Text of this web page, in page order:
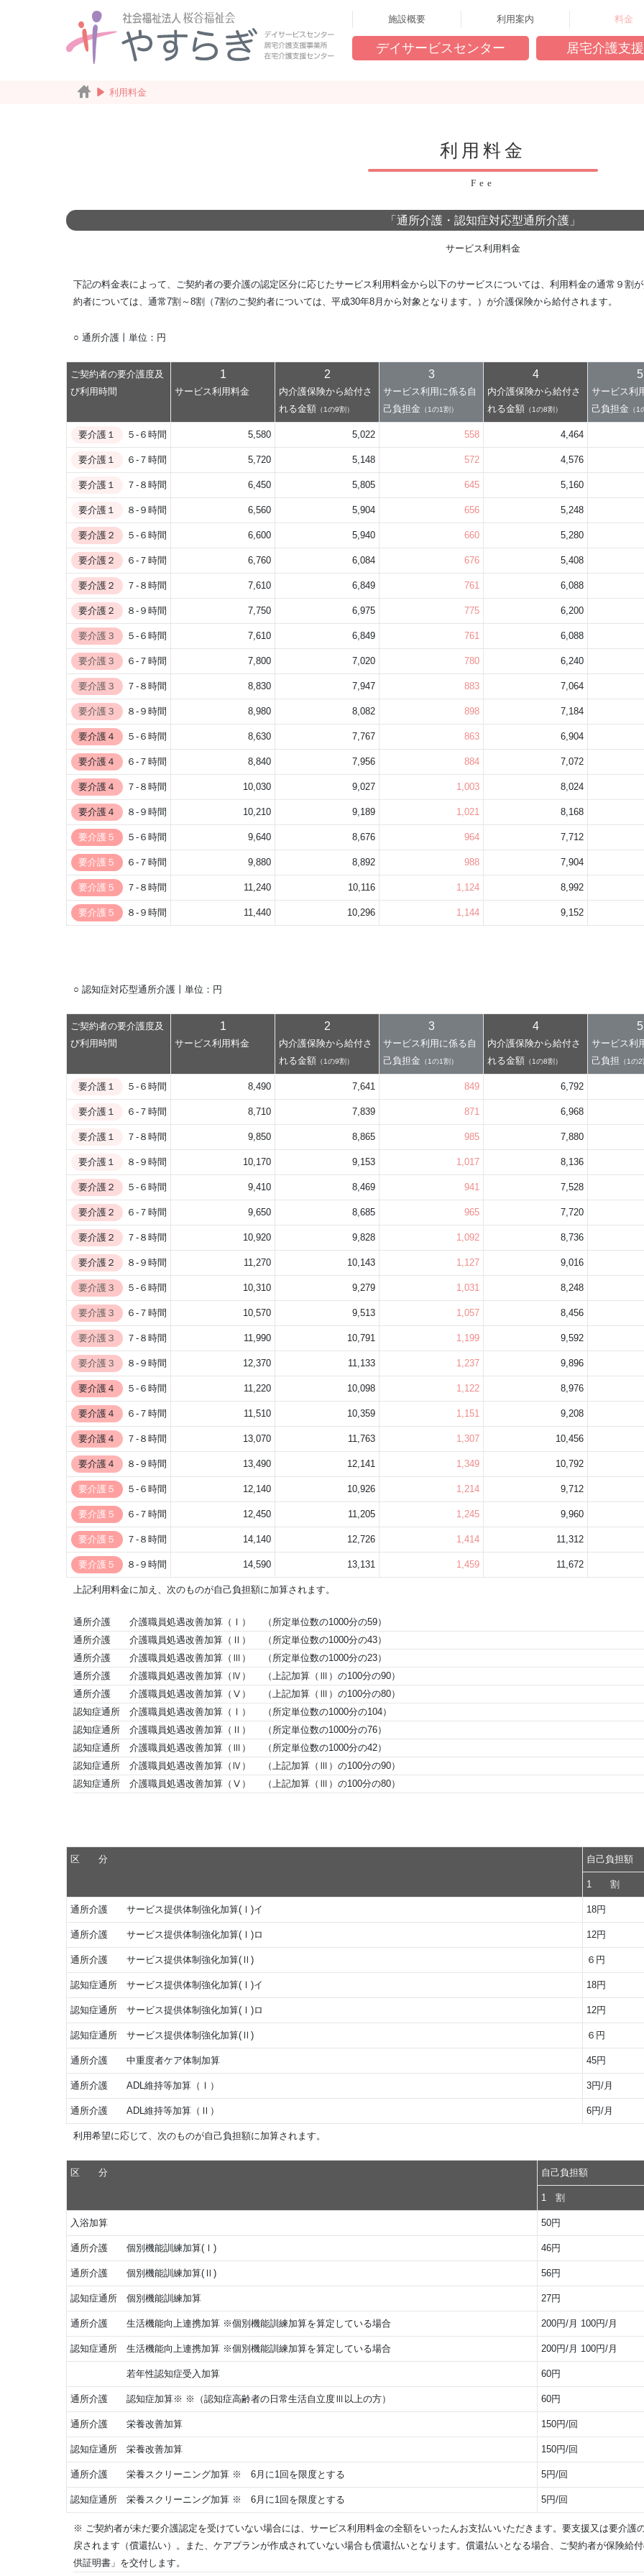
施設概要 利用案内 料金
デイサービスセンター 居宅介護支
利用料金
利用料金
Fee
「通所介護・認知症対応型通所介護」
サービス利用料金
下記の料金表によって、ご契約者の要介護の認定区分に応じたサービス利用料金から以下のサービスについては、利用料金の通常９割
約者については、通常7割～8割（7割のご契約者については、平成30年8月から対象となります。）が介護保険から給付されます。
○ 通所介護丨単位：円
ご契約者の要介護度及
び利用時間
1
サービス利用料金
2
内介護保険から給付さ
れる金額 （1の9割）
3
サービス利用に係る自
己負担金 （1の1割）
4
内介護保険から給付さ
れる金額 （1の8割）
5
サービス利
己負担金 （1
要介護１ ５-６時間 5,580 5,022 558 4,464
要介護１ ６-７時間 5,720 5,148 572 4,576
要介護１ ７-８時間 6,450 5,805 645 5,160
要介護１ ８-９時間 6,560 5,904 656 5,248
要介護２ ５-６時間 6,600 5,940 660 5,280
要介護２ ６-７時間 6,760 6,084 676 5,408
要介護２ ７-８時間 7,610 6,849 761 6,088
要介護２ ８-９時間 7,750 6,975 775 6,200
要介護３ ５-６時間 7,610 6,849 761 6,088
要介護３ ６-７時間 7,800 7,020 780 6,240
要介護３ ７-８時間 8,830 7,947 883 7,064
要介護３ ８-９時間 8,980 8,082 898 7,184
要介護４ ５-６時間 8,630 7,767 863 6,904
要介護４ ６-７時間 8,840 7,956 884 7,072
要介護４ ７-８時間 10,030 9,027 1,003 8,024
要介護４ ８-９時間 10,210 9,189 1,021 8,168
要介護５ ５-６時間 9,640 8,676 964 7,712
要介護５ ６-７時間 9,880 8,892 988 7,904
要介護５ ７-８時間 11,240 10,116 1,124 8,992
要介護５ ８-９時間 11,440 10,296 1,144 9,152
○ 認知症対応型通所介護丨単位：円
ご契約者の要介護度及
び利用時間
1
サービス利用料金
2
内介護保険から給付さ
れる金額 （1の9割）
3
サービス利用に係る自
己負担金 （1の1割）
4
内介護保険から給付さ
れる金額 （1の8割）
5
サービス利
己負担 （1の2
要介護１ ５-６時間 8,490 7,641 849 6,792
要介護１ ６-７時間 8,710 7,839 871 6,968
要介護１ ７-８時間 9,850 8,865 985 7,880
要介護１ ８-９時間 10,170 9,153 1,017 8,136
要介護２ ５-６時間 9,410 8,469 941 7,528
要介護２ ６-７時間 9,650 8,685 965 7,720
要介護２ ７-８時間 10,920 9,828 1,092 8,736
要介護２ ８-９時間 11,270 10,143 1,127 9,016
要介護３ ５-６時間 10,310 9,279 1,031 8,248
要介護３ ６-７時間 10,570 9,513 1,057 8,456
要介護３ ７-８時間 11,990 10,791 1,199 9,592
要介護３ ８-９時間 12,370 11,133 1,237 9,896
要介護４ ５-６時間 11,220 10,098 1,122 8,976
要介護４ ６-７時間 11,510 10,359 1,151 9,208
要介護４ ７-８時間 13,070 11,763 1,307 10,456
要介護４ ８-９時間 13,490 12,141 1,349 10,792
要介護５ ５-６時間 12,140 10,926 1,214 9,712
要介護５ ６-７時間 12,450 11,205 1,245 9,960
要介護５ ７-８時間 14,140 12,726 1,414 11,312
要介護５ ８-９時間 14,590 13,131 1,459 11,672
上記利用料金に加え、次のものが自己負担額に加算されます。
通所介護 介護職員処遇改善加算（Ⅰ） （所定単位数の1000分の59）
通所介護 介護職員処遇改善加算（Ⅱ） （所定単位数の1000分の43）
通所介護 介護職員処遇改善加算（Ⅲ） （所定単位数の1000分の23）
通所介護 介護職員処遇改善加算（Ⅳ） （上記加算（Ⅲ）の100分の90）
通所介護 介護職員処遇改善加算（Ⅴ） （上記加算（Ⅲ）の100分の80）
認知症通所 介護職員処遇改善加算（Ⅰ） （所定単位数の1000分の104）
認知症通所 介護職員処遇改善加算（Ⅱ） （所定単位数の1000分の76）
認知症通所 介護職員処遇改善加算（Ⅲ） （所定単位数の1000分の42）
認知症通所 介護職員処遇改善加算（Ⅳ） （上記加算（Ⅲ）の100分の90）
認知症通所 介護職員処遇改善加算（Ⅴ） （上記加算（Ⅲ）の100分の80）
区 分 自己負担額
1 割
通所介護 サービス提供体制強化加算(Ⅰ)イ 18円
通所介護 サービス提供体制強化加算(Ⅰ)ロ 12円
通所介護 サービス提供体制強化加算(Ⅱ) ６円
認知症通所 サービス提供体制強化加算(Ⅰ)イ 18円
認知症通所 サービス提供体制強化加算(Ⅰ)ロ 12円
認知症通所 サービス提供体制強化加算(Ⅱ) ６円
通所介護 中重度者ケア体制加算 45円
通所介護 ADL維持等加算（Ⅰ） 3円/月
通所介護 ADL維持等加算（Ⅱ） 6円/月
利用希望に応じて、次のものが自己負担額に加算されます。
区 分 自己負担額
1 割
入浴加算 50円
通所介護 個別機能訓練加算(Ⅰ) 46円
通所介護 個別機能訓練加算(Ⅱ) 56円
認知症通所 個別機能訓練加算 27円
通所介護 生活機能向上連携加算 ※個別機能訓練加算を算定している場合 200円/月 100円/月
認知症通所 生活機能向上連携加算 ※個別機能訓練加算を算定している場合 200円/月 100円/月
若年性認知症受入加算 60円
通所介護 認知症加算※ ※（認知症高齢者の日常生活自立度Ⅲ以上の方） 60円
通所介護 栄養改善加算 150円/回
認知症通所 栄養改善加算 150円/回
通所介護 栄養スクリーニング加算 ※ 6月に1回を限度とする 5円/回
認知症通所 栄養スクリーニング加算 ※ 6月に1回を限度とする 5円/回
※ ご契約者が未だ要介護認定を受けていない場合には、サービス利用料金の全額をいったんお支払いいただきます。要支援又は要介護
戻されます（償還払い）。また、ケアプランが作成されていない場合も償還払いとなります。償還払いとなる場合、ご契約者が保険給
供証明書」を交付します。